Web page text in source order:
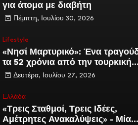
για άτομα με διαβήτη
Πέμπτη, Ιουλίου 30, 2026
Lifestyle
«Νησί Μαρτυρικό»: Ένα
τα 52 χρόνια από την τουρκική
εισβολή στην Κύπρο
Δευτέρα, Ιουλίου 27, 2026
Ελλάδα
«Τρεις Σταθμοί, Τρεις Ιδέες,
Αμέτρητες Ανακαλύψεις» - Μία